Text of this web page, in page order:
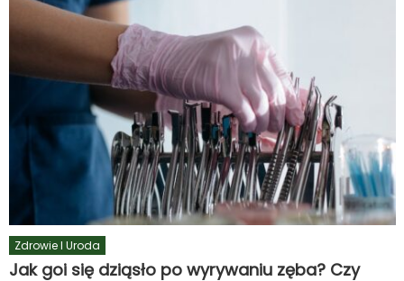
Zdrowie I Uroda
Jak goi się dziąsło po wyrywaniu zęba? Czy